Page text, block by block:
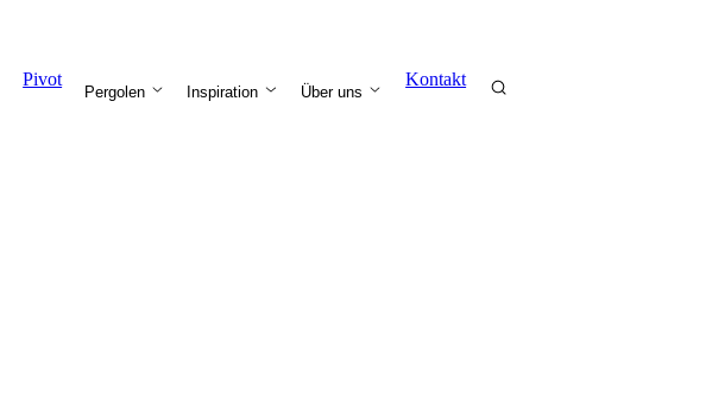
Pivot
Pergolen Inspiration Über uns
Kontakt